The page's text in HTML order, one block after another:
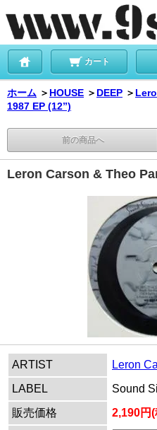
カート
ホーム ＞ HOUSE ＞ DEEP ＞
1987 EP (12”)
前の商品へ
Leron Carson & Theo
ARTIST
Leron
LABEL
Sound
販売価格
2,190円